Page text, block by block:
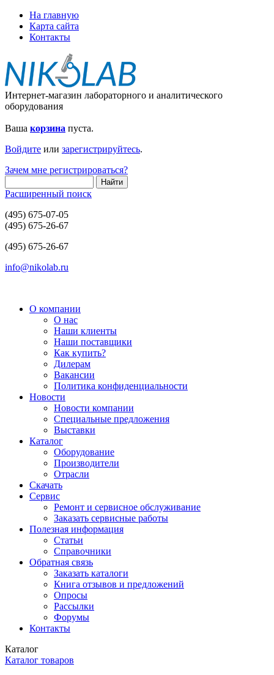
На главную
Карта сайта
Контакты
Интернет-магазин лабораторного и аналитического
оборудования
Ваша корзина пуста.
Войдите или зарегистрируйтесь.
Зачем мне регистрироваться?
Расширенный поиск
(495) 675-07-05
(495) 675-26-67
(495) 675-26-67
info@nikolab.ru
О компании
О нас
Наши клиенты
Наши поставщики
Как купить?
Дилерам
Вакансии
Политика конфиденциальности
Новости
Новости компании
Специальные предложения
Выставки
Каталог
Оборудование
Производители
Отрасли
Скачать
Сервис
Ремонт и сервисное обслуживание
Заказать сервисные работы
Полезная информация
Статьи
Справочники
Обратная связь
Заказать каталоги
Книга отзывов и предложений
Опросы
Рассылки
Форумы
Контакты
Каталог
Каталог товаров